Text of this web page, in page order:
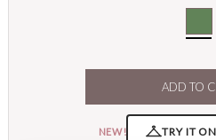
ADD TO
NEW! TRY IT